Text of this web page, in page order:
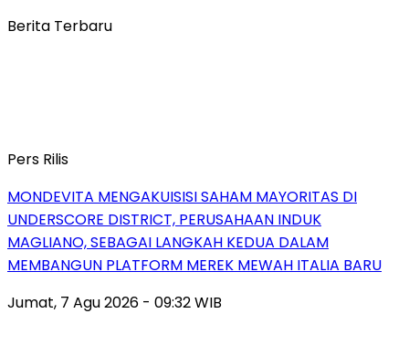
Berita Terbaru
Pers Rilis
MONDEVITA MENGAKUISISI SAHAM MAYORITAS DI
UNDERSCORE DISTRICT, PERUSAHAAN INDUK
MAGLIANO, SEBAGAI LANGKAH KEDUA DALAM
MEMBANGUN PLATFORM MEREK MEWAH ITALIA BARU
Jumat, 7 Agu 2026 - 09:32 WIB